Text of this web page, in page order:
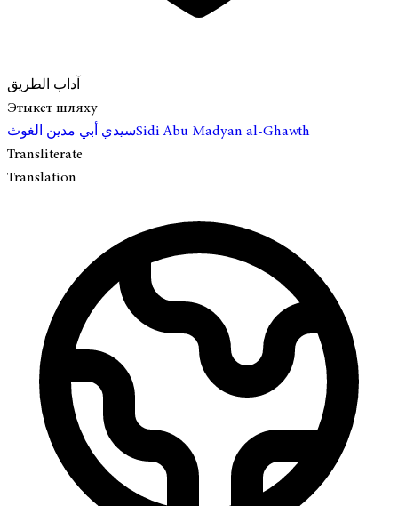
آداب الطريق
Этыкет шляху
سيدي أبي مدين الغوثSidi Abu Madyan al-Ghawth
Transliterate
Translation